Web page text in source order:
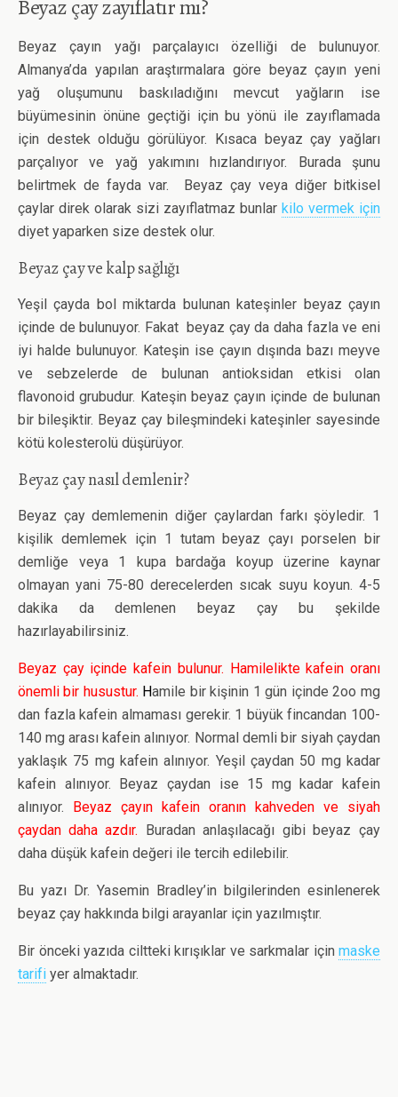
Beyaz çay zayıflatır mı?
Beyaz çayın yağı parçalayıcı özelliği de bulunuyor.
Almanya’da yapılan araştırmalara göre beyaz çayın yeni
yağ oluşumunu baskıladığını mevcut yağların ise
büyümesinin önüne geçtiği için bu yönü ile zayıflamada
için destek olduğu görülüyor. Kısaca beyaz çay yağları
parçalıyor ve yağ yakımını hızlandırıyor. Burada şunu
belirtmek de fayda var. Beyaz çay veya diğer bitkisel
çaylar direk olarak sizi zayıflatmaz bunlar kilo vermek için
diyet yaparken size destek olur.
Beyaz çay ve kalp sağlığı
Yeşil çayda bol miktarda bulunan kateşinler beyaz çayın
içinde de bulunuyor. Fakat beyaz çay da daha fazla ve eni
iyi halde bulunuyor. Kateşin ise çayın dışında bazı meyve
ve sebzelerde de bulunan antioksidan etkisi olan
flavonoid grubudur. Kateşin beyaz çayın içinde de bulunan
bir bileşiktir. Beyaz çay bileşmindeki kateşinler sayesinde
kötü kolesterolü düşürüyor.
Beyaz çay nasıl demlenir?
Beyaz çay demlemenin diğer çaylardan farkı şöyledir. 1
kişilik demlemek için 1 tutam beyaz çayı porselen bir
demliğe veya 1 kupa bardağa koyup üzerine kaynar
olmayan yani 75-80 derecelerden sıcak suyu koyun. 4-5
dakika da demlenen beyaz çay bu şekilde
hazırlayabilirsiniz.
Beyaz çay içinde kafein bulunur. Hamilelikte kafein oranı
önemli bir husustur. Hamile bir kişinin 1 gün içinde 2oo mg
dan fazla kafein almaması gerekir. 1 büyük fincandan 100-
140 mg arası kafein alınıyor. Normal demli bir siyah çaydan
yaklaşık 75 mg kafein alınıyor. Yeşil çaydan 50 mg kadar
kafein alınıyor. Beyaz çaydan ise 15 mg kadar kafein
alınıyor. Beyaz çayın kafein oranın kahveden ve siyah
çaydan daha azdır. Buradan anlaşılacağı gibi beyaz çay
daha düşük kafein değeri ile tercih edilebilir.
Bu yazı Dr. Yasemin Bradley’in bilgilerinden esinlenerek
beyaz çay hakkında bilgi arayanlar için yazılmıştır.
Bir önceki yazıda ciltteki kırışıklar ve sarkmalar için maske
tarifi yer almaktadır.